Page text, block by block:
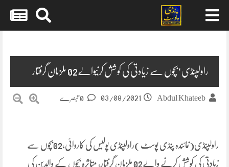
راولپنڈی‘بچوں سے زیادتی کی کوشش کرنیوالے02 ملزمان گرفتار
Abdul Khateeb
03/08/2021
راولپنڈی(نمائندہ پنڈی پوسٹ )راولپنڈی پولیس کی کاروائی،02بچوں سے
زیادتی کی کوشش کرنے والے02 ملزمان گرفتار، متاثرہ بچوں کے والدین کی